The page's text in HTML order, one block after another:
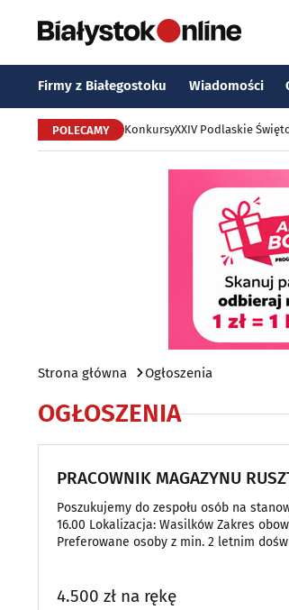
Firmy z Białegostoku Wiadomości
POLECAMY KonkursyXXIV Podlaskie
Strona główna Ogłoszenia
OGŁOSZENIA
PRACOWNIK MAGAZYNU
Poszukujemy do zespołu osób na
16.00 Lokalizacja: Wasilków Zakres
Preferowane osoby z min. 2 letnim
4.500 zł na rękę